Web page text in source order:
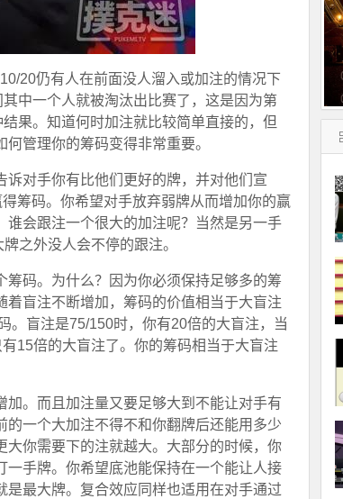
20仍有人在前面没人溜入或加注的情况下
中一个人就被淘汰出比赛了，这是因为第
果。知道何时加注就比较简单直接的，但
管理你的筹码变得非常重要。
对手你有比他们更好的牌，并对他们宣
筹码。你希望对手放弃弱牌从而增加你的赢
会跟注一个很大的加注呢？当然是另一手
之外没人会不停的跟注。
码。为什么？因为你必须保持足够多的筹
盲注不断增加，筹码的价值相当于大盲注
。盲注是75/150时，你有20倍的大盲注，当
15倍的大盲注了。你的筹码相当于大盲注
。而且加注量又要足够大到不能让对手有
一个大加注不得不和你翻牌后还能用多少
你需要下的注就越大。大部分的时候，你
手牌。你希望底池能保持在一个能让人接
最大牌。复合效应同样也适用在对手通过